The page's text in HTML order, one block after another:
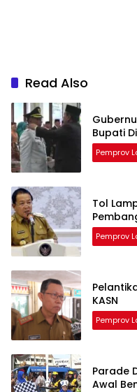
Read Also
Bupati
Pemprov
Tol
Pemprov
KASN
Pemprov
Parade
Awal